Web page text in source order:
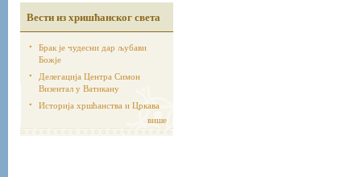
Вести из хришћанског света
Брак је чудесни дар љубави
Божје
Делегација Центра Симон
Визентал у Ватикану
Историја хршћанства и Цркава
више